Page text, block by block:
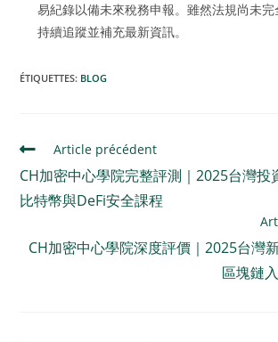
易紀錄以備未來稅務申報。雖然法規尚未
持續追蹤並補充最新資訊。
ÉTIQUETTES: BLOG
Article précédent
CH加密中心學院完整評測｜2025台灣投
比特幣與DeFi安全課程
CH加密中心學院深度評價｜2025台灣
區塊鏈